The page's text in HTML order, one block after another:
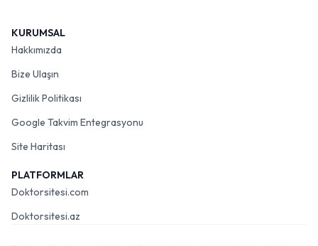
KURUMSAL
Hakkımızda
Bize Ulaşın
Gizlilik Politikası
Google Takvim Entegrasyonu
Site Haritası
PLATFORMLAR
Doktorsitesi.com
Doktorsitesi.az